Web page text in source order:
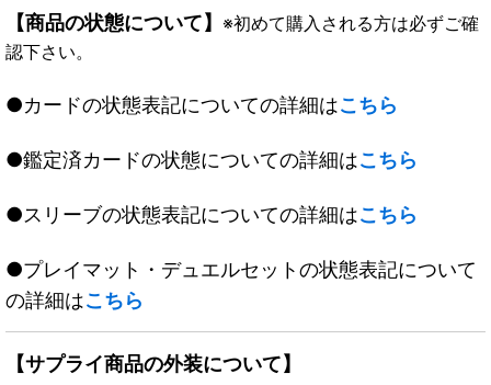
【商品の状態について】 ※初めて購入される方は必ずご確
認下さい。
●カードの状態表記についての詳細はこちら
●鑑定済カードの状態についての詳細はこちら
●スリーブの状態表記についての詳細はこちら
●プレイマット・デュエルセットの状態表記について
の詳細はこちら
【サプライ商品の外装について】